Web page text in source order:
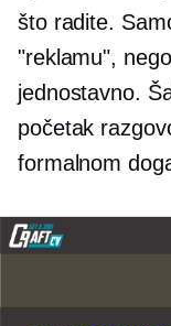
što radite.
"reklamu",
jednostavno.
početak
formalnom